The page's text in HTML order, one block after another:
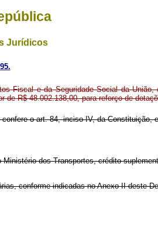
Jurídicos
Fiscal e da Seguridade Social da
de R$ 48.002.138,00, para reforço de
o art. 84, inciso IV, da Constituição,
Ministério dos Transportes, crédito
conforme indicadas no Anexo II deste